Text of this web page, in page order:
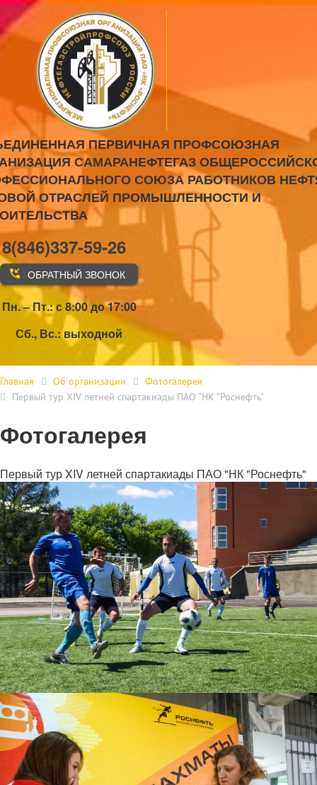
ПЕРВИЧНАЯ ПРОФСОЮЗНАЯ
САМАРАНЕФТЕГАЗ
СОЮЗА РАБОТНИКОВ
ОТРАСЛЕЙ ПРОМЫШЛЕННОСТИ И
8(846)337-59-26
ОБРАТНЫЙ ЗВОНОК
Пн. – Пт.: с 8:00 до 17:00
Сб., Вс.: выходной
Главная Об организации
Фотогалерея
Первый тур XIV летней спартакиады ПАО "НК "Роснефть"
Фотогалерея
Первый тур XIV летней спартакиады ПАО "НК "Роснефть"